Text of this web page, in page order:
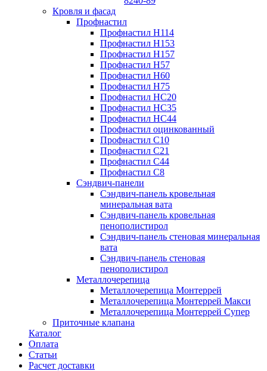
Кровля и фасад
Профнастил
Профнастил Н114
Профнастил Н153
Профнастил Н157
Профнастил Н57
Профнастил Н60
Профнастил Н75
Профнастил НС20
Профнастил НС35
Профнастил НС44
Профнастил оцинкованный
Профнастил С10
Профнастил С21
Профнастил С44
Профнастил С8
Сэндвич-панели
Сэндвич-панель кровельная
минеральная вата
Сэндвич-панель кровельная
пенополистирол
Сэндвич-панель стеновая минеральная
вата
Сэндвич-панель стеновая
пенополистирол
Металлочерепица
Металлочерепица Монтеррей
Металлочерепица Монтеррей Макси
Металлочерепица Монтеррей Супер
Приточные клапана
Каталог
Оплата
Статьи
Расчет доставки